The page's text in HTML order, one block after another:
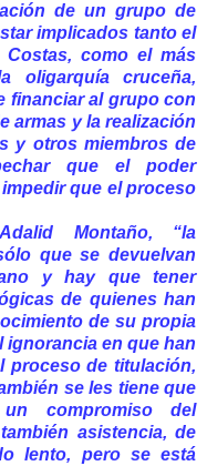
de un grupo de
implicados tanto el
como el más
oligarquía cruceña,
financiar al grupo con
armas y la realización
y otros miembros de
que el poder
que el proceso
Montaño, “la
que se devuelvan
y hay que tener
de quienes han
de su propia
ignorancia en que han
proceso de titulación,
se les tiene que
compromiso del
asistencia, de
lento, pero se está